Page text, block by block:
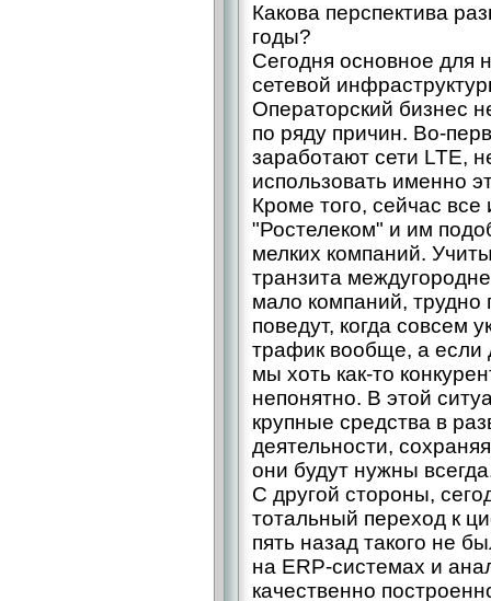
Какова перспектива
годы?
Сегодня основное для
сетевой
Операторский бизнес
по ряду причин. Во-
заработают сети LTE,
использовать именно
Кроме того, сейчас
"Ростелеком" и им
мелких компаний.
транзита
мало компаний, трудно
поведут, когда совсем
трафик вообще, а если
мы хоть как-то
непонятно. В этой
крупные средства в
деятельности,
они будут нужны
С другой стороны,
тотальный переход к
пять назад такого не
на ERP-системах и
качественно